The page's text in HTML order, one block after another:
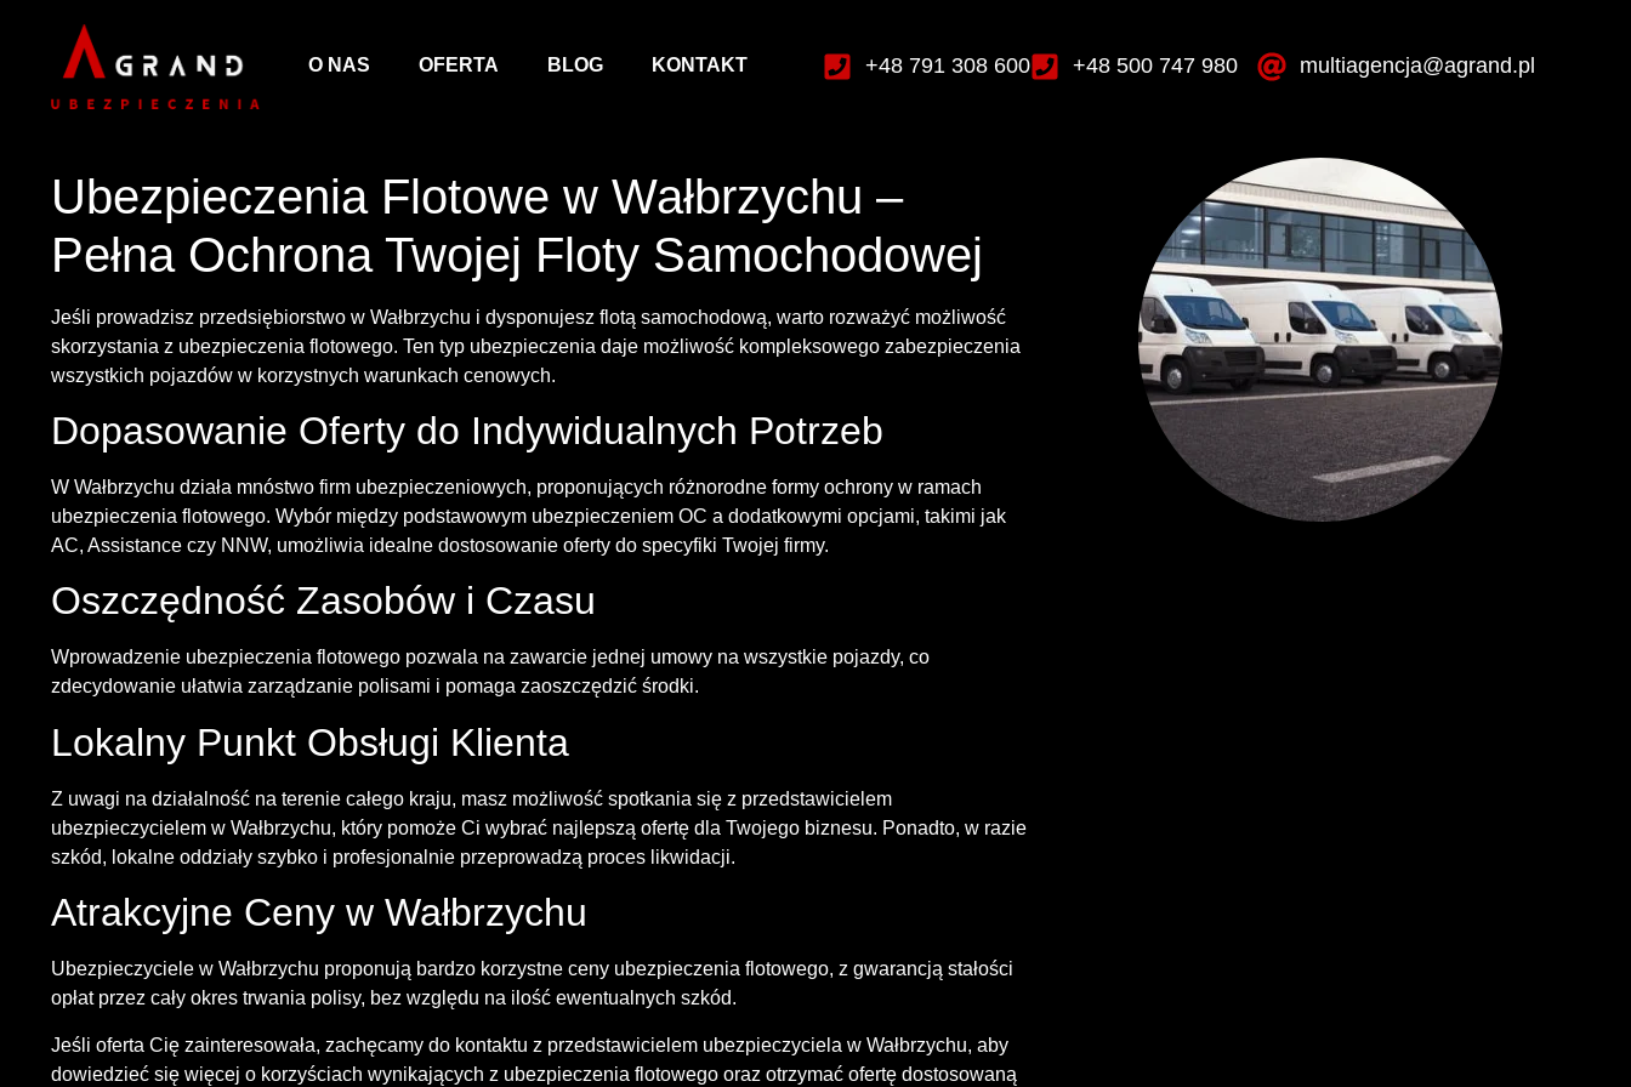
O NAS OFERTA BLOG KONTAKT +48 791 308 600 +48 500 747 980 multiagencja@agrand.pl
Ubezpieczenia Flotowe w Wałbrzychu –
Pełna Ochrona Twojej Floty Samochodowej
Jeśli prowadzisz przedsiębiorstwo w Wałbrzychu i dysponujesz flotą samochodową, warto rozważyć możliwość
skorzystania z ubezpieczenia flotowego. Ten typ ubezpieczenia daje możliwość kompleksowego zabezpieczenia
wszystkich pojazdów w korzystnych warunkach cenowych.
Dopasowanie Oferty do Indywidualnych Potrzeb
W Wałbrzychu działa mnóstwo firm ubezpieczeniowych, proponujących różnorodne formy ochrony w ramach
ubezpieczenia flotowego. Wybór między podstawowym ubezpieczeniem OC a dodatkowymi opcjami, takimi jak
AC, Assistance czy NNW, umożliwia idealne dostosowanie oferty do specyfiki Twojej firmy.
Oszczędność Zasobów i Czasu
Wprowadzenie ubezpieczenia flotowego pozwala na zawarcie jednej umowy na wszystkie pojazdy, co
zdecydowanie ułatwia zarządzanie polisami i pomaga zaoszczędzić środki.
Lokalny Punkt Obsługi Klienta
Z uwagi na działalność na terenie całego kraju, masz możliwość spotkania się z przedstawicielem
ubezpieczycielem w Wałbrzychu, który pomoże Ci wybrać najlepszą ofertę dla Twojego biznesu. Ponadto, w razie
szkód, lokalne oddziały szybko i profesjonalnie przeprowadzą proces likwidacji.
Atrakcyjne Ceny w Wałbrzychu
Ubezpieczyciele w Wałbrzychu proponują bardzo korzystne ceny ubezpieczenia flotowego, z gwarancją stałości
opłat przez cały okres trwania polisy, bez względu na ilość ewentualnych szkód.
Jeśli oferta Cię zainteresowała, zachęcamy do kontaktu z przedstawicielem ubezpieczyciela w Wałbrzychu, aby
dowiedzieć się więcej o korzyściach wynikających z ubezpieczenia flotowego oraz otrzymać ofertę dostosowaną